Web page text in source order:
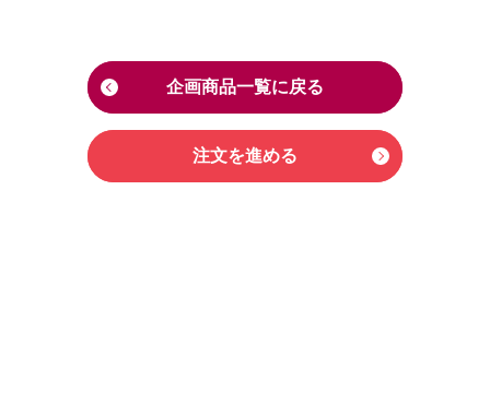
企画商品一覧に戻る
注文を進める